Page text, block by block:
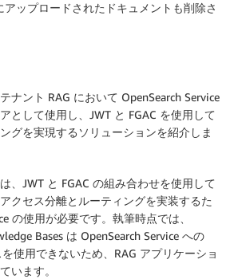
ップロードされたドキュメントも削除さ
ナント RAG において OpenSearch Service
として使用し、JWT と FGAC を使用して
グを実現するソリューションを紹介しま
、JWT と FGAC の組み合わせを使用して
クセス分離とルーティングを実装するた
の使用が必要です。執筆時点では、
Bases は OpenSearch Service への
使用できないため、RAG アプリケーショ
います。